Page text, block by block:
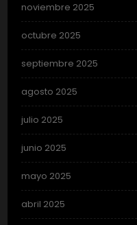
noviembre 2025
octubre 2025
septiembre 2025
agosto 2025
julio 2025
junio 2025
mayo 2025
abril 2025